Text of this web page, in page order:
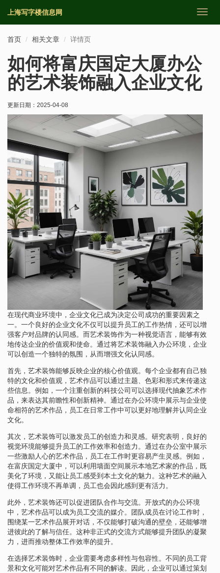
切
上海写字楼信息网
首页 相关文章 详情页
如何将富庆国定大厦办公
的艺术装饰融入企业文化
更新日期： 2025-04-08
在现代商业环境中，企业文化已成为决定公司成功的重要因素之
一。一个良好的企业文化不仅可以提升员工的工作热情，还可以增
强客户对品牌的认同感。而艺术装饰作为一种视觉语言，能够有效
地传达企业的价值观和使命。通过将艺术装饰融入办公环境，企业
可以创造一个独特的氛围，从而增强文化认同感。
首先，艺术装饰能够反映企业的核心价值观。每个企业都有自己独
特的文化和价值观，艺术作品可以通过主题、色彩和形式来传递这
些信息。例如，一个注重创新的科技公司可以选择现代抽象艺术作
品，来表达其前瞻性和创新精神。通过在办公环境中展示与企业使
命相符的艺术作品，员工在日常工作中可以更好地理解并认同企业
文化。
其次，艺术装饰可以激发员工的创造力和灵感。研究表明，良好的
视觉环境能够提升员工的工作效率和创造力。通过在办公室中展示
一些激励人心的艺术作品，员工在工作时更容易产生灵感。例如，
在富庆国定大厦中，可以利用墙面空间展示本地艺术家的作品，既
美化了环境，又能让员工感受到本土文化的魅力。这种艺术的融入
使得工作环境不再单调，员工也会因此感到更有活力。
此外，艺术装饰还可以促进团队合作与交流。开放式的办公环境
中，艺术作品可以成为员工交流的媒介。团队成员在讨论工作时，
围绕某一艺术作品展开对话，不仅能够打破沟通的壁垒，还能够增
进彼此的了解与信任。这种非正式的交流方式能够提升团队的凝聚
力，进而推动整体工作效率的提升。
在选择艺术装饰时，企业需要考虑多样性与包容性。不同的员工背
景和文化可能对艺术作品有不同的解读。因此，企业可以通过策划